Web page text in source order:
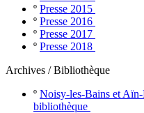
º Presse 2015
º Presse 2016
º Presse 2017
º Presse 2018
Archives / Bibliothèque
º Noisy-les-Bains et
bibliothèque